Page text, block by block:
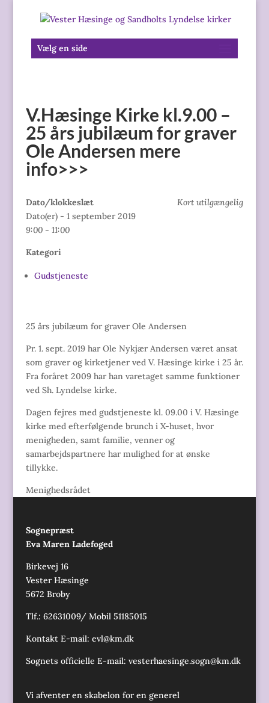
Vælg en side
V.Hæsinge Kirke kl.9.00 –
25 års jubilæum for graver
Ole Andersen mere
info>>>
Kort utilgængelig
Dato/klokkeslæt
Dato(er) - 1 september 2019
9:00 - 11:00
Kategori
Gudstjeneste
25 års jubilæum for graver Ole Andersen
Pr. 1. sept. 2019 har Ole Nykjær Andersen været ansat
som graver og kirketjener ved V. Hæsinge kirke i 25 år.
Fra foråret 2009 har han varetaget samme funktioner
ved Sh. Lyndelse kirke.
Dagen fejres med gudstjeneste kl. 09.00 i V. Hæsinge
kirke med efterfølgende brunch i X-huset, hvor
menigheden, samt familie, venner og
samarbejdspartnere har mulighed for at ønske
tillykke.
Menighedsrådet
Sognepræst
Eva Maren Ladefoged
Birkevej 16
Vester Hæsinge
5672 Broby
Tlf.: 62631009/ Mobil 51185015
Kontakt E-mail: evl@km.dk
Sognets officielle E-mail: vesterhaesinge.sogn@km.dk
Vi afventer en skabelon for en generel